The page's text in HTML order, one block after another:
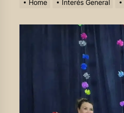
Home Interés General